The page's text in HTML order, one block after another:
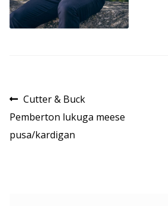
Navigeerimine
Eelmine
postitus:
Cutter & Buck
Pemberton lukuga meese
pusa/kardigan